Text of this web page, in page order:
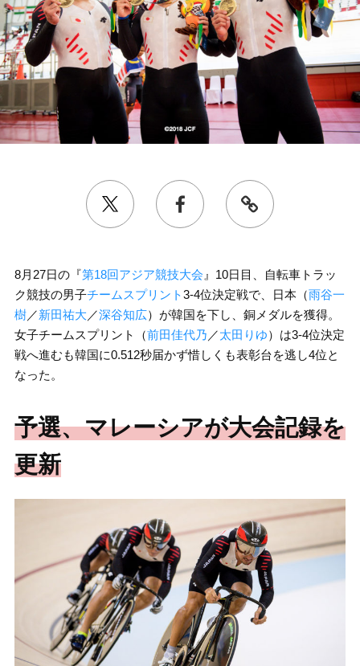
8月27日の『第18回アジア競技大会 』10日目、自転車トラッ
ク競技の男子チームスプリント3-4位決定戦で、日本（雨谷一
樹／新田祐大／深谷知広）が韓国を下し、銅メダルを獲得。
女子チームスプリント（前田佳代乃 ／太田りゆ）は3-4位決定
戦へ進むも韓国に0.512秒届かず惜しくも表彰台を逃し4位と
なった。
予選、マレーシアが大会記録を
更新